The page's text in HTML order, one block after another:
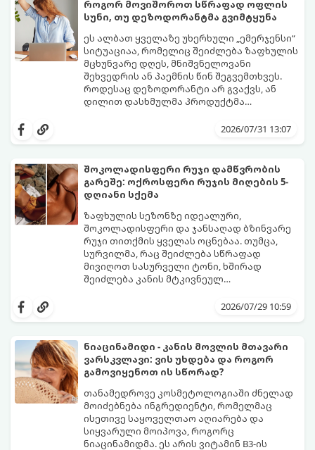
როგორ მოვიშოროთ სწრაფად ოფლის
სუნი, თუ დეზოდორანტმა გვიმტყუნა
ეს ალბათ ყველაზე უხერხული „ემერჯენსი“
სიტუაციაა, რომელიც შეიძლება ზაფხულის
მცხუნვარე დღეს, მნიშვნელოვანი
შეხვედრის ან პაემნის წინ შეგვემთხვეს.
როდესაც დეზოდორანტი არ გვაქვს, ან
დილით დასხმულმა პროდუქტმა
იღლიებში უსიამოვნო სუნი გაჩნდა,
სუნი არ აქვს. სუნს აჩენენ ბაქტერიები,
შესაბამისად, ჩვენი მიზანია ამ
ბაქტერიების განადგურება და კანის
გამოშრობა.
აი, 5 ყველაზე ეფექტური,
აპრობირებული და ნაცადი ხერხი,
რომლებიც ნებისმიერ ოფისში, კაფესა
თუ საზოგადოებრივ ტუალეტში, სულ
რაღაც 2 წუთში გადაგარჩენთ:
2026/07/31 13:07
შოკოლადისფერი რუჯი დამწვრობის
გარეშე: ოქროსფერი რუჯის მიღების 5-
დღიანი სქემა
ზაფხულის სეზონზე იდეალური,
შოკოლადისფერი და ჯანსაღად ბზინვარე
რუჯი თითქმის ყველას ოცნებაა. თუმცა,
სურვილმა, რაც შეიძლება სწრაფად
მივიღოთ სასურველი ტონი, ხშირად
შეიძლება კანის მტკივნეულ
გამოიმუშაოს მელანინი - პიგმენტი,
5-დღიანი სქემა დაგეხმარებათ, მიიღოთ
ღრმა, თანაბარი და ხანგრძლივი რუჯი
კანის ჯანმრთელობის დაზიანების გარეშე.
2026/07/29 10:59
ნიაცინამიდი - კანის მოვლის მთავარი
ვარსკვლავი: ვის უხდება და როგორ
გამოვიყენოთ ის სწორად?
თანამედროვე კოსმეტოლოგიაში ძნელად
მოიძებნება ინგრედიენტი, რომელმაც
ისეთივე საყოველთაო აღიარება და
სიყვარული მოიპოვა, როგორც
ნიაცინამიდმა. ეს არის ვიტამინ B3-ის